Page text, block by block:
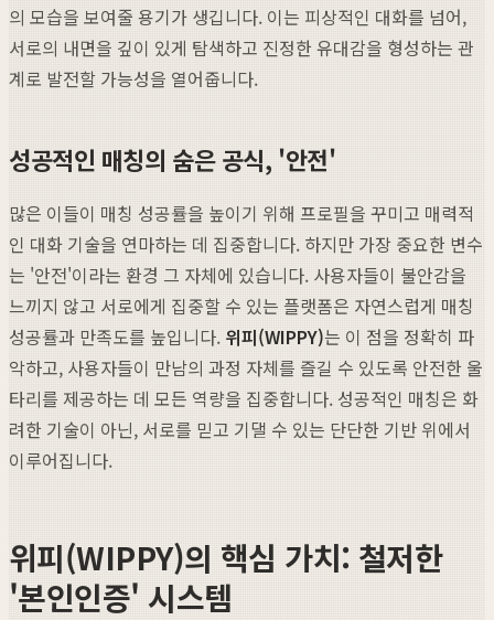
의 모습을 보여줄 용기가 생깁니다. 이는 피상적인 대화를 넘어,
서로의 내면을 깊이 있게 탐색하고 진정한 유대감을 형성하는 관
계로 발전할 가능성을 열어줍니다.
성공적인 매칭의 숨은 공식, '안전'
많은 이들이 매칭 성공률을 높이기 위해 프로필을 꾸미고 매력적
인 대화 기술을 연마하는 데 집중합니다. 하지만 가장 중요한 변수
는 '안전'이라는 환경 그 자체에 있습니다. 사용자들이 불안감을
느끼지 않고 서로에게 집중할 수 있는 플랫폼은 자연스럽게 매칭
성공률과 만족도를 높입니다. 위피(WIPPY)는 이 점을 정확히 파
악하고, 사용자들이 만남의 과정 자체를 즐길 수 있도록 안전한 울
타리를 제공하는 데 모든 역량을 집중합니다. 성공적인 매칭은 화
려한 기술이 아닌, 서로를 믿고 기댈 수 있는 단단한 기반 위에서
이루어집니다.
위피(WIPPY)의 핵심 가치: 철저한
'본인인증' 시스템